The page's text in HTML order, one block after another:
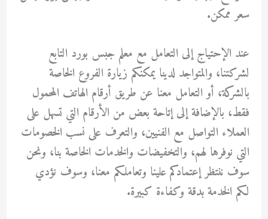
سعر ممكن.
عند الإحتياج إلى التعامل مع معلم جبس بورد التابع
لشركتنا، والمتواجد لدينا يمكنكم زيارة الفروع الخاصة
بالشركة، أو التعامل معنا عن طريق أرقام الهاتف المحمول
فقط، بالإضافة إلى إتاحة بعض من الأرقام التي تسهل على
العملاء التواصل مع الفنيين، والتعرف على نسب الخصومات
التي نوفرها لهم، والتخفيضات والخدمات الخاصة بنا، ونحن
سوف ننتظر إعتمادكم علينا وتعاملكم معنا، وسوف نؤدي
لكم الخدمة بدقة وكفاءة كبيرة.